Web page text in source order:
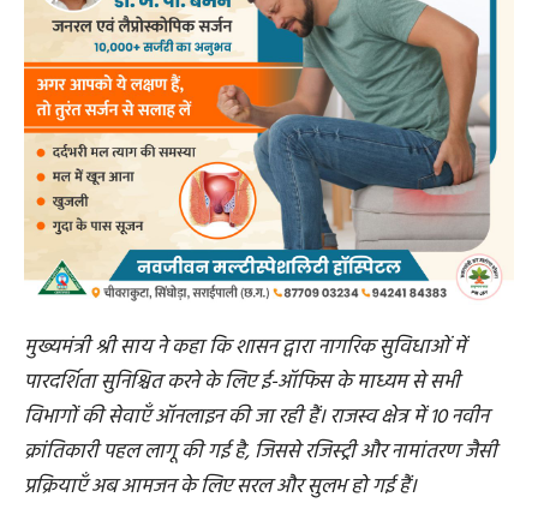
मुख्यमंत्री श्री साय ने कहा कि शासन द्वारा नागरिक सुविधाओं में
पारदर्शिता सुनिश्चित करने के लिए ई-ऑफिस के माध्यम से सभी
विभागों की सेवाएँ ऑनलाइन की जा रही हैं। राजस्व क्षेत्र में 10 नवीन
क्रांतिकारी पहल लागू की गई है, जिससे रजिस्ट्री और नामांतरण जैसी
प्रक्रियाएँ अब आमजन के लिए सरल और सुलभ हो गई हैं।